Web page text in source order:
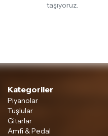
taşıyoruz.
Kategoriler
Piyanolar
Tuşlular
Gitarlar
Amfi & Pedal